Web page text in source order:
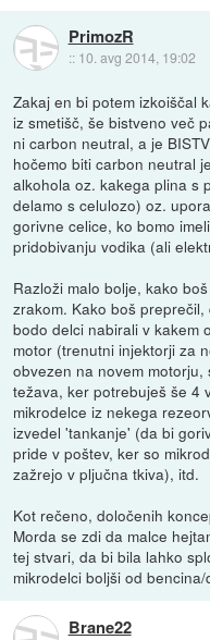
PrimozR
:: 10. avg 2014, 19:02
Zakaj en bi potem izkoiščal
iz smetišč, še bistveno več
ni carbon neutral, a je
hočemo biti carbon neutral
alkohola oz. kakega plina s
delamo s celulozo) oz.
gorivne celice, ko bomo
pridobivanju vodika (ali
Razloži malo bolje, kako
zrakom. Kako boš
bodo delci nabirali v kakem
motor (trenutni injektorji za
obvezen na novem
težava, ker potrebuješ še 4
mikrodelce iz nekega
izvedel 'tankanje' (da bi
pride v poštev, ker so
zažrejo v pljučna tkiva), itd.
Kot rečeno, določenih
Morda se zdi da malce
tej stvari, da bi bila lahko
mikrodelci boljši od bencina/
Brane22